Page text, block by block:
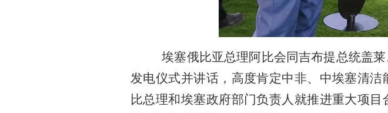
埃塞俄比亚总理阿比会同吉布提总统盖
发电仪式并讲话，高度肯定中非、中埃塞清
比总理和埃塞政府部门负责人就推进重大项